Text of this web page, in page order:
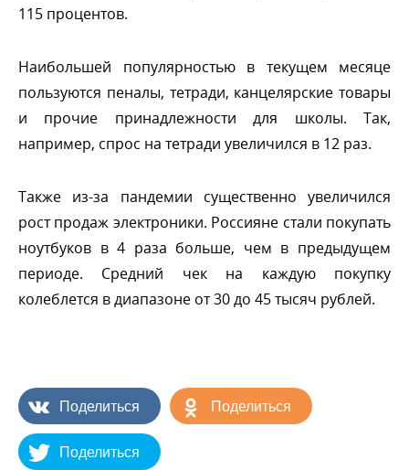
115 процентов.
Наибольшей популярностью в текущем месяце
пользуются пеналы, тетради, канцелярские товары
и прочие принадлежности для школы. Так,
например, спрос на тетради увеличился в 12 раз.
Также из-за пандемии существенно увеличился
рост продаж электроники. Россияне стали покупать
ноутбуков в 4 раза больше, чем в предыдущем
периоде. Средний чек на каждую покупку
колеблется в диапазоне от 30 до 45 тысяч рублей.
Поделиться Поделиться
Поделиться